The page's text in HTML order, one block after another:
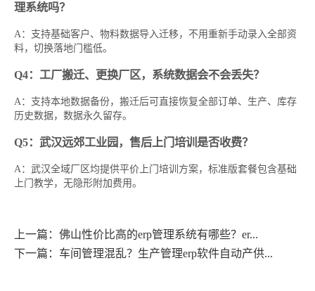
理系统吗？
A：支持基础客户、物料数据导入迁移，不用重新手动录入全部资
料，切换落地门槛低。
Q4：工厂搬迁、更换厂区，系统数据会不会丢失？
A：支持本地数据备份，搬迁后可直接恢复全部订单、生产、库存
历史数据，数据永久留存。
Q5：武汉远郊工业园，售后上门培训是否收费？
A：武汉全域厂区均提供平价上门培训方案，标准版套餐包含基础
上门教学，无隐形附加费用。
上一篇：佛山性价比高的erp管理系统有哪些？er...
下一篇：车间管理混乱？生产管理erp软件自动产供...